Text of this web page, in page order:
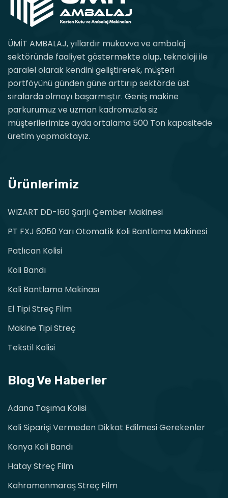
ÜMİT AMBALAJ, yıllardır mukavva ve ambalaj
sektöründe faaliyet göstermekte olup, teknoloji ile
paralel olarak kendini geliştirerek, müşteri
portföyünü günden güne arttırıp sektörde üst
sıralarda olmayı başarmıştır. Geniş makine
parkurumuz ve uzman kadromuzla siz
müşterilerimize ayda ortalama 500 Ton kapasitede
üretim yapmaktayız.
Ürünlerimiz
WIZART DD-160 Şarjlı Çember Makinesi
PT FXJ 6050 Yarı Otomatik Koli Bantlama Makinesi
Patlıcan Kolisi
Koli Bandı
Koli Bantlama Makinası
El Tipi Streç Film
Makine Tipi Streç
Tekstil Kolisi
Blog Ve Haberler
Adana Taşıma Kolisi
Koli Siparişi Vermeden Dikkat Edilmesi Gerekenler
Konya Koli Bandı
Hatay Streç Film
Kahramanmaraş Streç Film